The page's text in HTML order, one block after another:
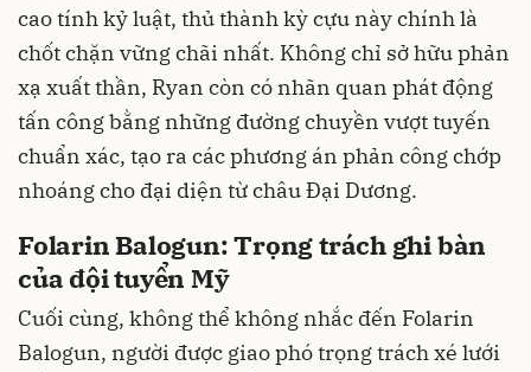
cao tính kỷ luật, thủ thành kỳ cựu này chính là
chốt chặn vững chãi nhất. Không chỉ sở hữu phản
xạ xuất thần, Ryan còn có nhãn quan phát động
tấn công bằng những đường chuyền vượt tuyến
chuẩn xác, tạo ra các phương án phản công chớp
nhoáng cho đại diện từ châu Đại Dương.
Folarin Balogun: Trọng trách ghi bàn
của đội tuyển Mỹ
Cuối cùng, không thể không nhắc đến Folarin
Balogun, người được giao phó trọng trách xé lưới